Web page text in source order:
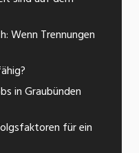
Wenn Trennungen
in Graubünden
für ein